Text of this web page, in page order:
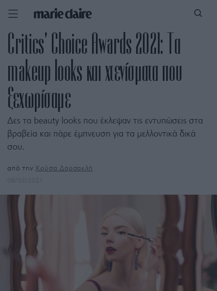
Critics’ Choice Awards 2021: Τα
makeup looks και χτενίσματα που
ξεχωρίσαμε
Δες τα beauty looks που έκλεψαν τις εντυπώσεις στα
βραβεία και πάρε έμπνευση για τα μελλοντικά δικά
σου.
από τηνΧρύσα Δαρσακλή